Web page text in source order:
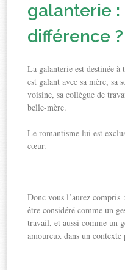
galanterie
différence ?
La galanterie est destinée
est galant avec sa mère, sa
voisine, sa collègue de
belle-mère.
Le romantisme lui est
cœur.
Donc vous l’aurez
être considéré comme un
travail, et aussi comme un
amoureux dans un contexte